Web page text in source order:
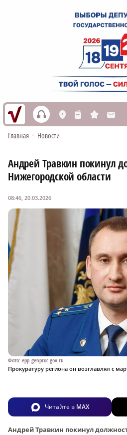
h L n s M
Главная • Новости
Андрей Травкин покинул
Нижегородской области
08:46, 20.03.2026
Фото: epp.genproc.gov.ru
Прокуратуру региона он возглавлял с
Читайте в MAX
Андрей Травкин покинул